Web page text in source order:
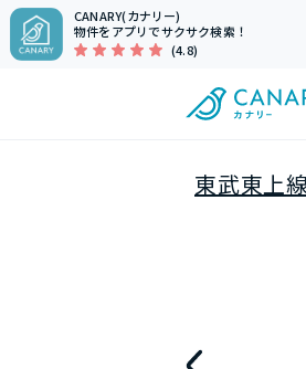
CANARY(カナリー)
物件をアプリでサクサク検索！
(4.8)
東武東上